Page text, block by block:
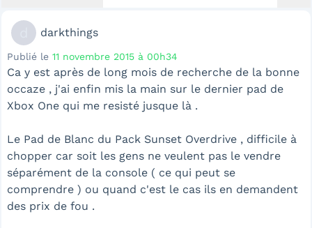
darkthings
Publié le 11 novembre 2015 à 00h34
Ca y est après de long mois de recherche de la bonne
occaze , j'ai enfin mis la main sur le dernier pad de
Xbox One qui me resisté jusque là .
Le Pad de Blanc du Pack Sunset Overdrive , difficile à
chopper car soit les gens ne veulent pas le vendre
séparément de la console ( ce qui peut se
comprendre ) ou quand c'est le cas ils en demandent
des prix de fou .